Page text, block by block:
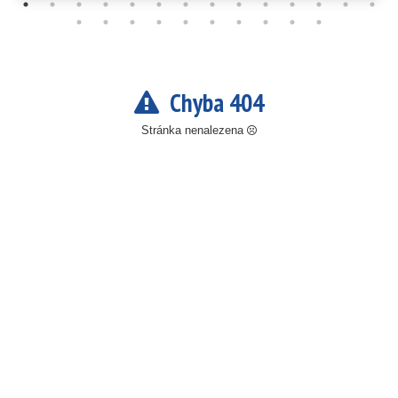
Chyba 404
Stránka nenalezena